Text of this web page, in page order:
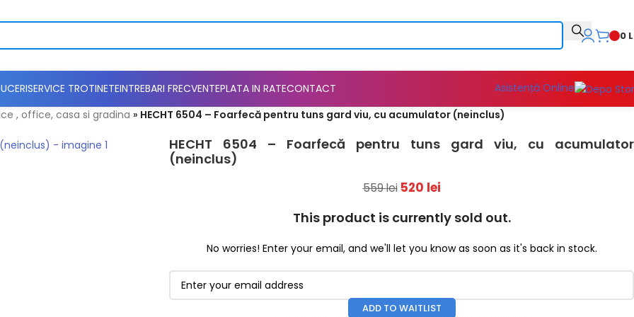
0
SERVICE TROTINETEINTREBARI FRECVENTEPLATA IN RATECONTACT
Asistență Online
, office, casa si gradina » HECHT 6504 – Foarfecă pentru tuns gard viu, cu acumulator (neinclus)
HECHT 6504 – Foarfecă pentru tuns gard viu, cu acumulator
(neinclus)
559lei 520 lei
This product is currently sold out.
No worries! Enter your email, and we'll let you know as soon as it's back in stock.
ADD TO WAITLIST